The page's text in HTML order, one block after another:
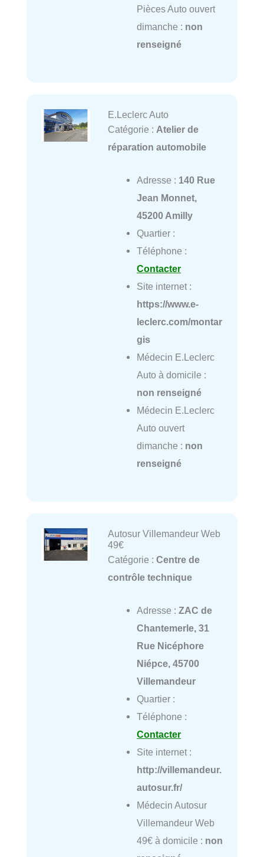
Pièces Auto ouvert
dimanche : non
renseigné
E.Leclerc Auto
Catégorie : Atelier de
réparation automobile
Adresse : 140 Rue
Jean Monnet,
45200 Amilly
Quartier :
Téléphone :
Contacter
Site internet :
https://www.e-
leclerc.com/montar
gis
Médecin E.Leclerc
Auto à domicile :
non renseigné
Médecin E.Leclerc
Auto ouvert
dimanche : non
renseigné
Autosur Villemandeur Web
49€
Catégorie : Centre de
contrôle technique
Adresse : ZAC de
Chantemerle, 31
Rue Nicéphore
Niépce, 45700
Villemandeur
Quartier :
Téléphone :
Contacter
Site internet :
http://villemandeur.
autosur.fr/
Médecin Autosur
Villemandeur Web
49€ à domicile : non